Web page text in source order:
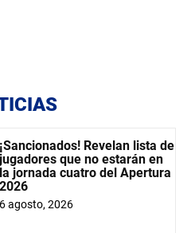
¡Sancionados! Revelan lista de
jugadores que no estarán en
la jornada cuatro del Apertura
2026
6 agosto, 2026